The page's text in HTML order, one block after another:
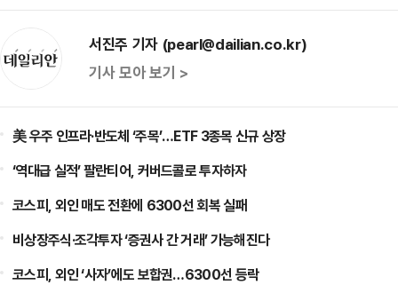
서진주 기자 (pearl@dailian.co.kr)
기사 모아 보기 >
美 우주 인프라·반도체 ‘주목’…ETF 3종목 신규 상장
‘역대급 실적’ 팔란티어, 커버드콜로 투자하자
코스피, 외인 매도 전환에 6300선 회복 실패
비상장주식·조각투자 ‘증권사 간 거래’ 가능해진다
코스피, 외인 ‘사자’에도 보합권…6300선 등락